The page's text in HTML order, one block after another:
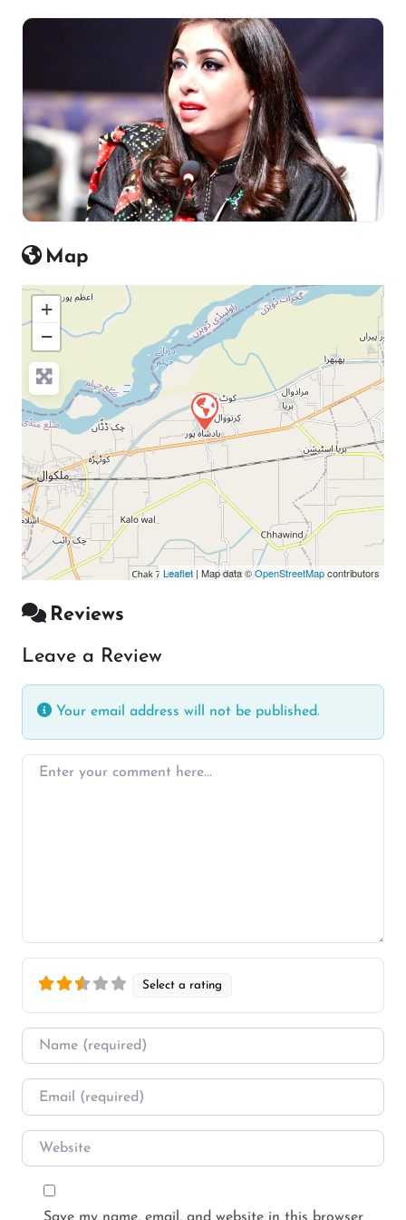
Map
+
−
Press Enter key to search
Leaflet | Map data ©OpenStreetMapcontributors
Reviews
Leave a Review
Your email address will not be published.
Enter your comment here…
Select a rating
Name
Email
Website